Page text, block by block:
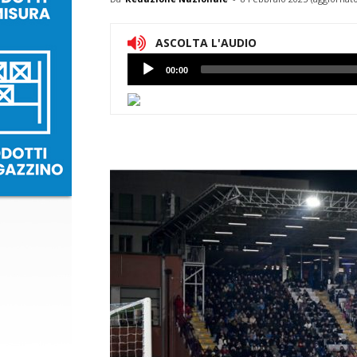
ASCOLTA L'AUDIO
Lettore
Audio
00:00